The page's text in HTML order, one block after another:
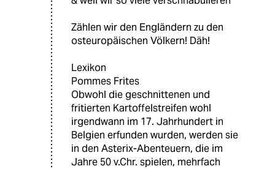
Zählen wir den Engländern zu den
osteuropäischen Völkern! Däh!
Lexikon
Pommes Frites
Obwohl die geschnittenen und
fritierten Kartoffelstreifen wohl
irgendwann im 17. Jahrhundert in
Belgien erfunden wurden, werden sie
in den Asterix-Abenteuern, die im
Jahre 50 v.Chr. spielen, mehrfach